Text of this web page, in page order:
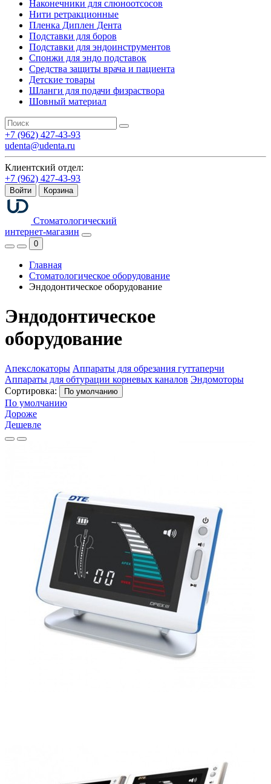
Наконечники для слюноотсосов
Нити ретракционные
Пленка Диплен Дента
Подставки для боров
Подставки для эндоинструментов
Спонжи для эндо подставок
Средства защиты врача и пациента
Детские товары
Шланги для подачи физраствора
Шовный материал
+7 (962) 427-43-93
udenta@udenta.ru
Клиентский отдел:
+7 (962) 427-43-93
Войти Корзина
Стоматологический
интернет-магазин
0
Главная
Стоматологическое оборудование
Эндодонтическое оборудование
Эндодонтическое
оборудование
Апекслокаторы Аппараты для обрезания гуттаперчи
Аппараты для обтурации корневых каналов Эндомоторы
Сортировка:
По умолчанию
По умолчанию
Дороже
Дешевле